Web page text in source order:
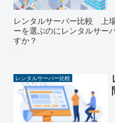
レンタルサーバー比較 上
ーを選ぶのにレンタルサー
すか？
レンタルサーバー比較